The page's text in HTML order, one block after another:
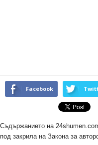
Facebook
Съдържанието на
под закрила на Закона за